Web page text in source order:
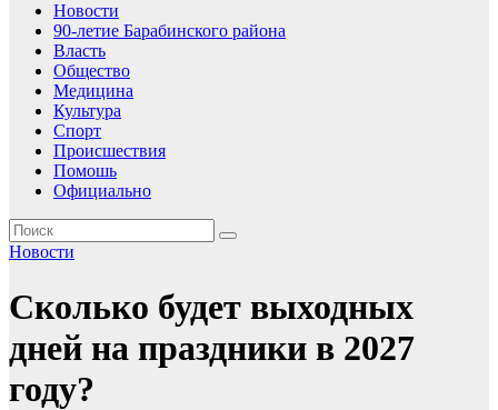
Новости
90-летие Барабинского района
Власть
Общество
Медицина
Культура
Спорт
Происшествия
Помошь
Официально
Новости
Сколько будет выходных
дней на праздники в 2027
году?